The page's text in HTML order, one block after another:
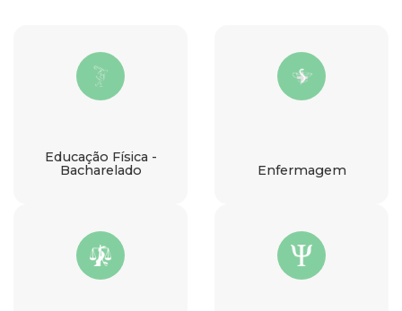
Educação Física -
Bacharelado
Enfermagem